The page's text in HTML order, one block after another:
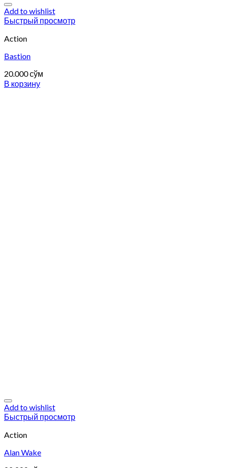
Add to wishlist
Быстрый просмотр
Action
Bastion
20.000сўм
В корзину
Add to wishlist
Быстрый просмотр
Action
Alan Wake